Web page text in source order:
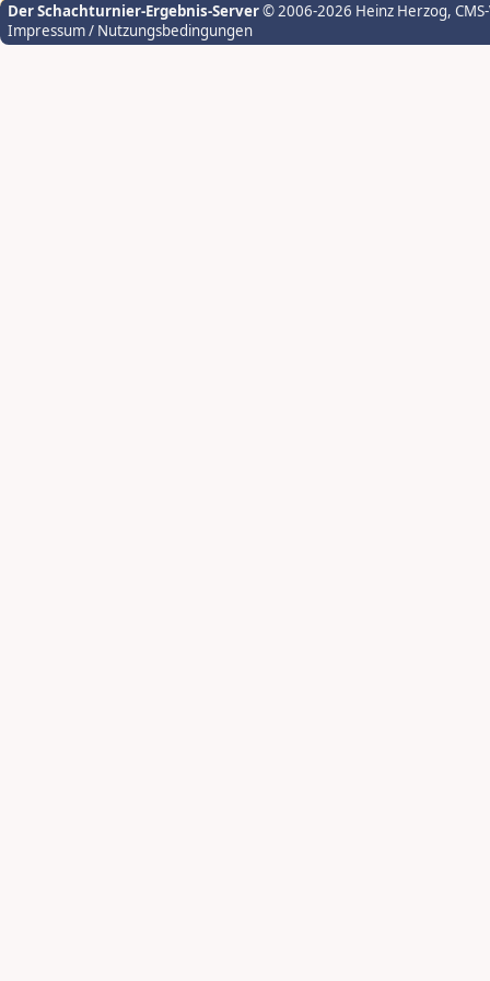
Der Schachturnier-Ergebnis-Server© 2006-2026 Heinz Herzog,
Impressum / Nutzungsbedingungen